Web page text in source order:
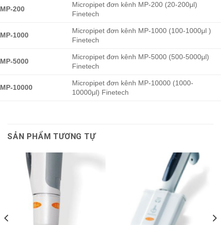
MP-200
Micropipet đơn kênh MP-200 (20-200μl)
Finetech
MP-1000
Micropipet đơn kênh MP-1000 (100-1000μl )
Finetech
MP-5000
Micropipet đơn kênh MP-5000 (500-5000μl)
Finetech
MP-10000
Micropipet đơn kênh MP-10000 (1000-
10000μl) Finetech
SẢN PHẨM TƯƠNG TỰ